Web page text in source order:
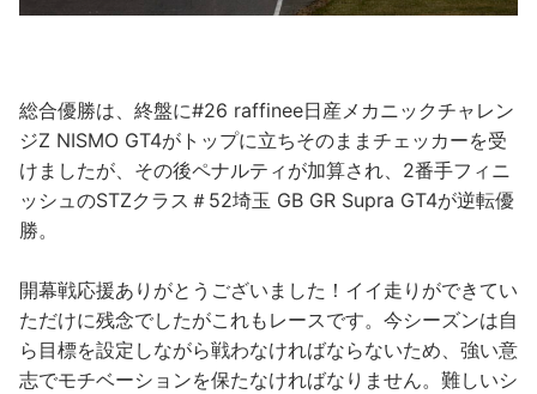
総合優勝は、終盤に#26 raffinee日産メカニックチャレン
ジZ NISMO GT4がトップに立ちそのままチェッカーを受
けましたが、その後ペナルティが加算され、2番手フィニ
ッシュのSTZクラス＃52埼玉 GB GR Supra GT4が逆転優
勝。
開幕戦応援ありがとうございました！イイ走りができてい
ただけに残念でしたがこれもレースです。今シーズンは自
ら目標を設定しながら戦わなければならないため、強い意
志でモチベーションを保たなければなりません。難しいシ